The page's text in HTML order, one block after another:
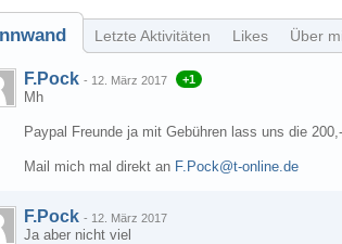
Letzte Aktivitäten Likes Über
F.Pock - 12. März 2017 +1
Mh
Paypal Freunde ja mit Gebühren lass uns die
Mail mich mal direkt an F.Pock@t-online.de
F.Pock - 12. März 2017
Ja aber nicht viel